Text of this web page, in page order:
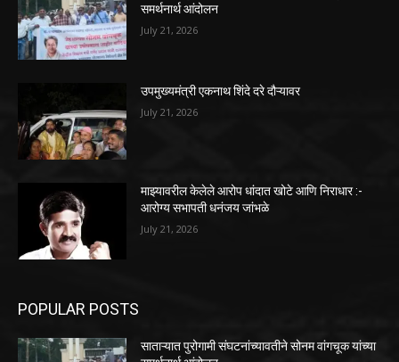
समर्थनार्थ आंदोलन
July 21, 2026
उपमुख्यमंत्री एकनाथ शिंदे दरे दौऱ्यावर
July 21, 2026
माझ्यावरील केलेले आरोप धांदात खोटे आणि निराधार :-
आरोग्य सभापती धनंजय जांभळे
July 21, 2026
POPULAR POSTS
साताऱ्यात पुरोगामी संघटनांच्यावतीने सोनम वांगचूक यांच्या